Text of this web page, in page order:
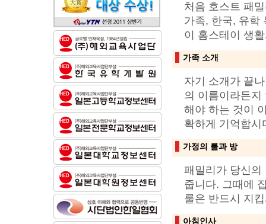
처음 호스트 패
가족, 한국, 유학
이 홈스테이 생
가족 소개
자기 소개가 끝
의 이름이라든
해야 하는 것이
확하게 기억합시
가정의 룰과 방
패밀리가 당신의
줍니다. 그때에
룰은 반드시 지
아침인사